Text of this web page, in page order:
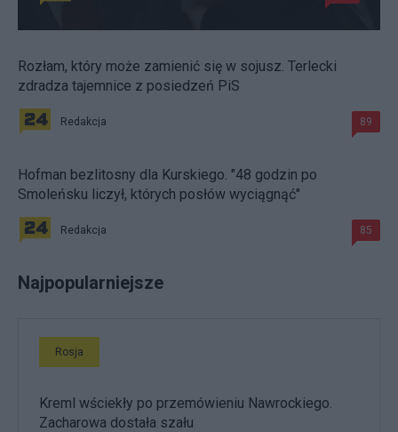
Rozłam, który może zamienić się w sojusz. Terlecki
zdradza tajemnice z posiedzeń PiS
Redakcja 89
Hofman bezlitosny dla Kurskiego. "48 godzin po
Smoleńsku liczył, których posłów wyciągnąć"
Redakcja 85
Najpopularniejsze
Rosja
Kreml wściekły po przemówieniu Nawrockiego.
Zacharowa dostała szału